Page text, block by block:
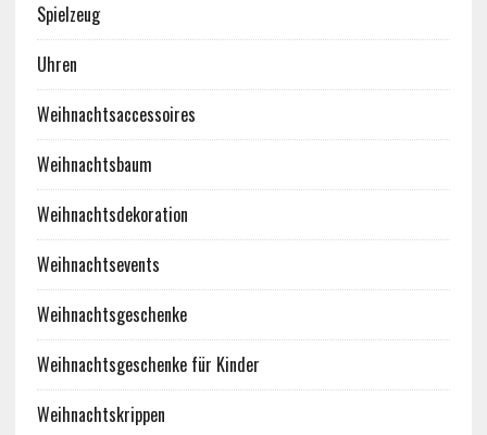
Spielzeug
Uhren
Weihnachtsaccessoires
Weihnachtsbaum
Weihnachtsdekoration
Weihnachtsevents
Weihnachtsgeschenke
Weihnachtsgeschenke für Kinder
Weihnachtskrippen